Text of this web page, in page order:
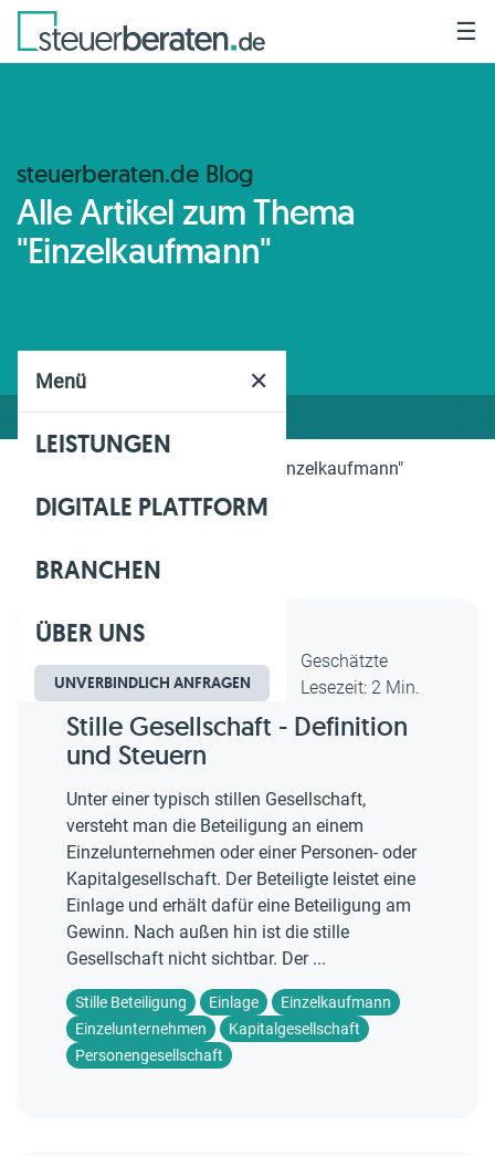
Menü ✕
LEISTUNGEN
DIGITALE PLATTFORM
BRANCHEN
ÜBER UNS
UNVERBINDLICH ANFRAGEN
☰
steuerberaten.de Blog
Alle Artikel zum Thema
"Einzelkaufmann"
"Einzelkaufmann"
Dipl.-Kfm. Christian Gebert,
erstellt am 09.10.2019
Geschätzte
Lesezeit: 2 Min.
Stille Gesellschaft - Definition
und Steuern
Unter einer typisch stillen Gesellschaft,
versteht man die Beteiligung an einem
Einzelunternehmen oder einer Personen- oder
Kapitalgesellschaft. Der Beteiligte leistet eine
Einlage und erhält dafür eine Beteiligung am
Gewinn. Nach außen hin ist die stille
Gesellschaft nicht sichtbar. Der ...
Stille Beteiligung Einlage
Einzelkaufmann
Einzelunternehmen
Kapitalgesellschaft
Personengesellschaft